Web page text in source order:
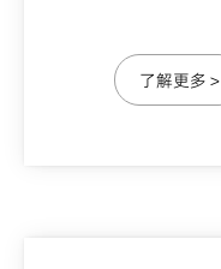
了解更多 >